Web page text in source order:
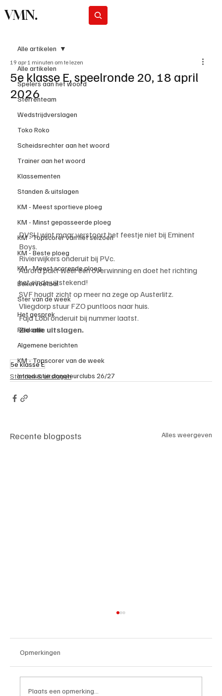
VMN.
Alle artikelen
Spelers aan het woord
Sterrenteam
Wedstrijdverslagen
Toko Roko
Scheidsrechter aan het woord
Trainer aan het woord
Klassementen
Standen & uitslagen
KM - Meest sportieve ploeg
KM - Minst gepasseerde ploeg
KM - Topscorer van het seizoen
KM - Beste ploeg
KM - Meest scorende ploeg
Bekervoetbal
Ster van de week
Het gesprek
Reclame
Algemene berichten
KM - Topscorer van de week
Introductie donateurclubs 26/27
Alle artikelen
5e klasse E, speelronde 20, 18 april
2026
19 apr 1 minuten om te lezen
DVSU wint maar verstoort het feestje niet bij Eminent
Boys.
Rivierwijkers onderuit bij PVc.
Aurora pakt weer een overwinning en doet het richting
het einde uitstekend!
SVF houdt zicht op meer na zege op Austerlitz.
Vliegdorp stuur FZO puntloos naar huis.
Faja Lobi onderuit bij nummer laatst.
Zie alle uitslagen.
5e klasse E
Standen & uitslagen
Recente blogposts Alles weergeven
Opmerkingen
Plaats een opmerking...